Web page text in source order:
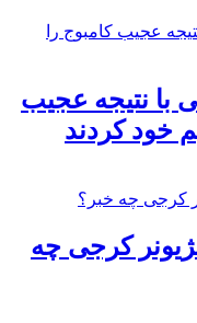
با نتیجه عجیب
خود کردند
کرجی چه